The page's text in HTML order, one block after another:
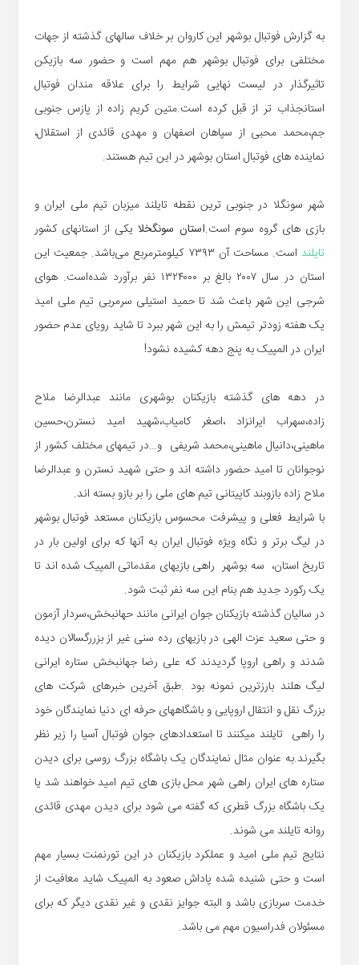
به گزارش فوتبال بوشهر این کاروان بر خلاف سالهای گذشته از جهات
مختلفی برای فوتبال بوشهر هم مهم است و حضور سه بازیکن
تاثیرگذار در لیست نهایی شرایط را برای علاقه مندان فوتبال
استانجذاب تر از قبل کرده است.متین کریم زاده از پازس جنوبی
جم،محمد محبی از سپاهان اصفهان و مهدی قائدی از استقلال،
نماینده های فوتبال استان بوشهر در این تیم هستند.
شهر سونگلا در جنوبى ترين نقطه تايلند میزبان تیم ملی ایران و
بازی های گروه سوم است.استان سونگخلایکی از استانهای کشور
تایلند
است. مساحت آن ۷۳۹۳ کیلومترمربع می‌باشد. جمعیت این
استان در سال ۲۰۰۷ بالغ بر ۱۳۲۴۰۰۰ نفر برآورد شده‌است. هوای
شرجی این شهر باعث شد تا حمید استیلی سرمربی تیم ملی امید
یک هفته زودتر تیمش را به این شهر ببرد تا شاید رویای عدم حضور
ایران در المپیک به پنج دهه کشیده نشود!
در دهه های گذشته بازیکنان بوشهری مانند عبدالرضا ملاح
زاده،سهراب ایرانزاد ،اصغر کامیاب،شهید امید نسترن،حسین
ماهینی،دانیال ماهینی،محمد شریفی و…در تیمهای مختلف کشور از
نوجوانان تا امید حضور داشته اند و حتی شهید نسترن و عبدالرضا
ملاح زاده بازوبند کاپیتانی تیم های ملی را بر بازو بسته اند.
با شرایط فعلی و پیشرفت محسوس بازیکنان مستعد فوتبال بوشهر
در لیگ برتر و نگاه ویژه فوتبال ایران به آنها که برای اولین بار در
تاریخ استان، سه بوشهر راهی بازیهای مقدماتی المپیک شده اند تا
یک رکورد جدید هم بنام این سه نفر ثبت شود.
در سالیان گذشته بازیکنان جوان ایرانی مانند حهانبخش،سردار آزمون
و حتی سعید عزت الهی در بازیهای رده سنی غیر از بزررگسالان دیده
شدند و راهی اروپا گردیدند که علی رضا جهانبخش ستاره ایرانی
لیگ هلند بارزترین نمونه بود .طبق آخرین خبرهای شرکت های
بزرگ نقل و انتقال اروپایی و باشگاههای حرفه ای دنیا نمایندگان خود
را راهی تایلند میکنند تا استعدادهای جوان فوتبال آسیا را زیر نظر
بگیرند.به عنوان مثال نمایندگان یک باشگاه بزرگ روسی برای دیدن
ستاره های ایران راهی شهر محل بازی های تیم امید خواهند شد یا
یک باشگاه بزرگ قطری که گفته می شود برای دیدن مهدی قائدی
روانه تایلند می شوند.
نتایج تیم ملی امید و عملکرد بازیکنان در این تورنمنت بسیار مهم
است و حتی شنیده شده پاداش صعود به المپیک شاید معافیت از
خدمت سربازی باشد و البته جوایز نقدی و غیر نقدی دیگر که برای
مسئولان فدراسیون مهم می باشد.